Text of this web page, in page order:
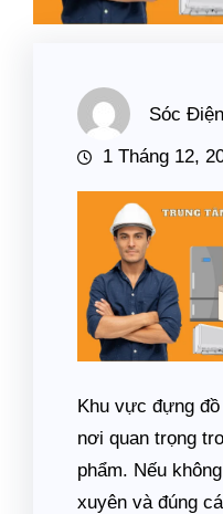
Sóc
1 Tháng 12,
Khu vực đựng
nơi quan trọng
phẩm. Nếu
xuyên và đúng